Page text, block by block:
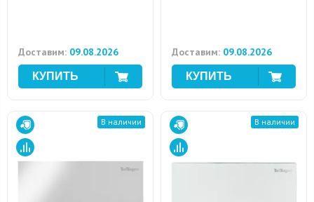
Доставим: 09.08.2026 Доставим: 09.08.2026
В наличии В наличии